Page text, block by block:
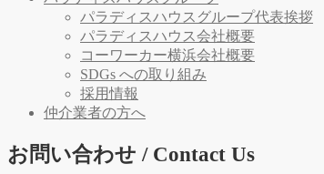
パラディスハウスグループ代表挨拶
パラディスハウス会社概要
コーワーカー横浜会社概要
SDGs への取り組み
採用情報
仲介業者の方へ
お問い合わせ / Contact Us